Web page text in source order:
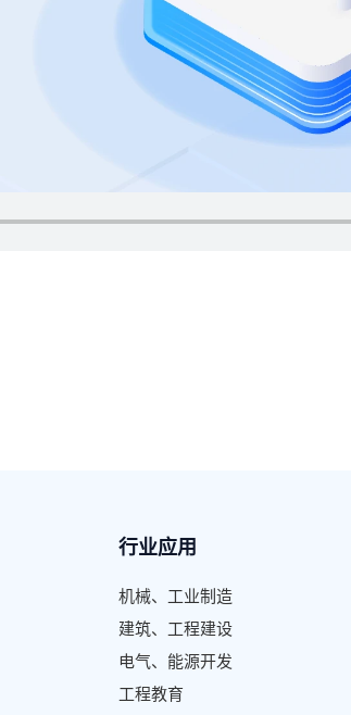
行业应用
机械、工业制造
建筑、工程建设
电气、能源开发
工程教育